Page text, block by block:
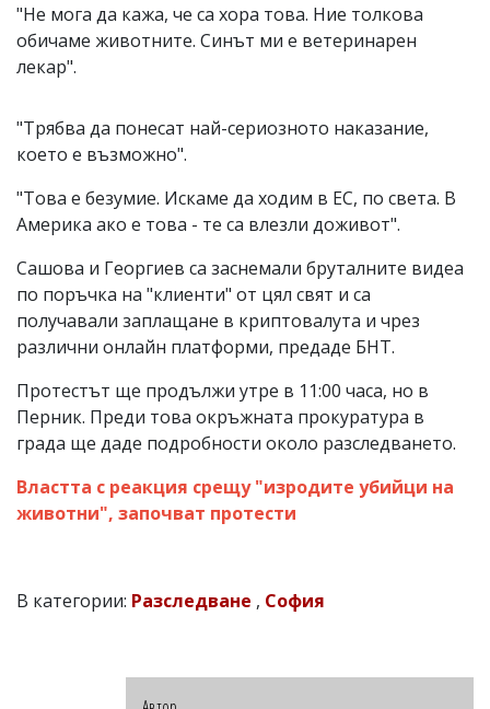
"Не мога да кажа, че са хора това. Ние толкова
обичаме животните. Синът ми е ветеринарен
лекар".
"Трябва да понесат най-сериозното наказание,
което е възможно".
"Това е безумие. Искаме да ходим в ЕС, по света. В
Америка ако е това - те са влезли доживот".
Сашова и Георгиев са заснемали бруталните видеа
по поръчка на "клиенти" от цял свят и са
получавали заплащане в криптовалута и чрез
различни онлайн платформи, предаде БНТ.
Протестът ще продължи утре в 11:00 часа, но в
Перник. Преди това окръжната прокуратура в
града ще даде подробности около разследването.
Властта с реакция срещу "изродите убийци на
животни", започват протести
В категории: Разследване , София